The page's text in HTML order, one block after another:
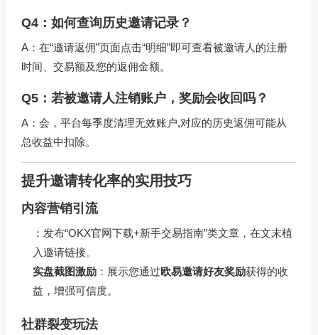
Q4：如何查询历史邀请记录？
A：在“邀请返佣”页面点击“明细”即可查看被邀请人的注册
时间、交易额及您的返佣金额。
Q5：若被邀请人注销账户，奖励会收回吗？
A：会，平台每季度清理无效账户,对应的历史返佣可能从
总收益中扣除。
提升邀请转化率的实用技巧
内容营销引流
：发布“OKX官网下载+新手交易指南”类文章，在文末植
入邀请链接。
实盘截图激励 ：展示您通过欧易邀请好友奖励获得的收
益，增强可信度。
社群裂变玩法